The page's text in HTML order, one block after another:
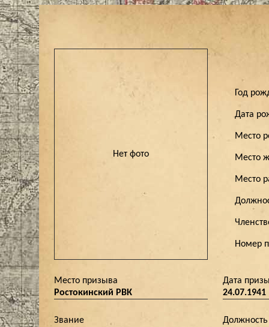
Нет фото
Год
Дата
Место
Место
Место
Номер
Место призыва
Ростокинский РВК
Дата
24.07.1941
Звание
Должность